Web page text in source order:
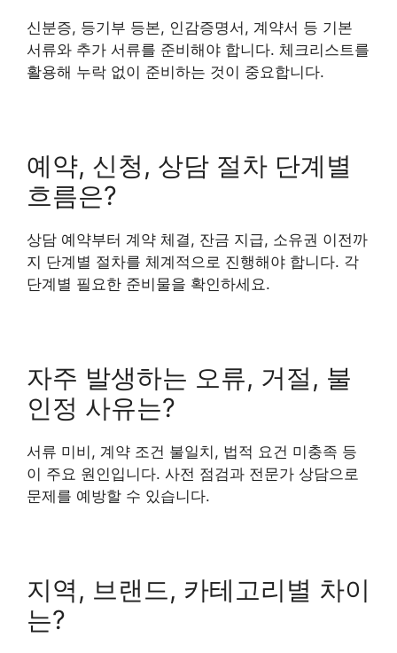
신분증, 등기부 등본, 인감증명서, 계약서 등 기본
서류와 추가 서류를 준비해야 합니다. 체크리스트를
활용해 누락 없이 준비하는 것이 중요합니다.
예약, 신청, 상담 절차 단계별
흐름은?
상담 예약부터 계약 체결, 잔금 지급, 소유권 이전까
지 단계별 절차를 체계적으로 진행해야 합니다. 각
단계별 필요한 준비물을 확인하세요.
자주 발생하는 오류, 거절, 불
인정 사유는?
서류 미비, 계약 조건 불일치, 법적 요건 미충족 등
이 주요 원인입니다. 사전 점검과 전문가 상담으로
문제를 예방할 수 있습니다.
지역, 브랜드, 카테고리별 차이
는?